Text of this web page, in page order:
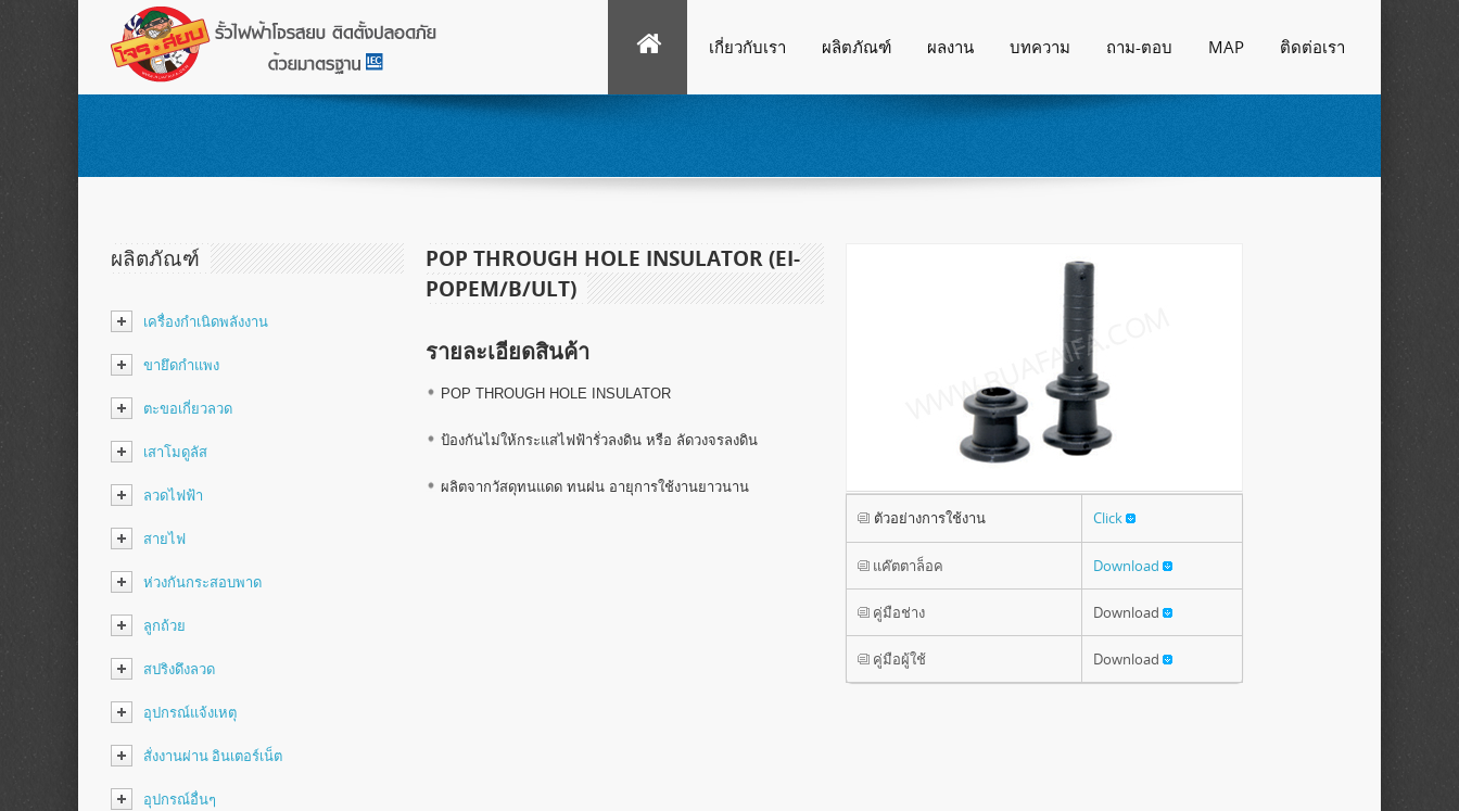
เกี่ยวกับเรา ผลิตภัณฑ์ ผลงาน บทความ ถาม-ตอบ MAP ติดต่อเรา
ผลิตภัณฑ์
เครื่องกำเนิดพลังงาน
ขายึดกำแพง
ตะขอเกี่ยวลวด
เสาโมดูลัส
ลวดไฟฟ้า
สายไฟ
ห่วงกันกระสอบพาด
ลูกถ้วย
สปริงดึงลวด
อุปกรณ์แจ้งเหตุ
สั่งงานผ่าน อินเตอร์เน็ต
อุปกรณ์อื่นๆ
POP THROUGH HOLE INSULATOR (EI-
POPEM/B/ULT)
รายละเอียดสินค้า
POP THROUGH HOLE INSULATOR
ป้องกันไม่ให้กระแสไฟฟ้ารั่วลงดิน หรือ ลัดวงจรลงดิน
ผลิตจากวัสดุทนแดด ทนฝน อายุการใช้งานยาวนาน
ตัวอย่างการใช้งาน
Click
แค๊ตตาล็อค Download
คู่มือช่าง Download
คู่มือผู้ใช้ Download